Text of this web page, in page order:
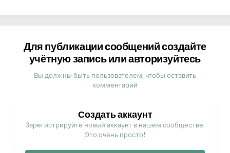
Для публикации сообщений создайте
учётную запись или авторизуйтесь
Вы должны быть пользователем, чтобы оставить
комментарий
Создать аккаунт
Зарегистрируйте новый аккаунт в нашем сообществе.
Это очень просто!